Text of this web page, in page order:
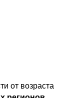
от возраста